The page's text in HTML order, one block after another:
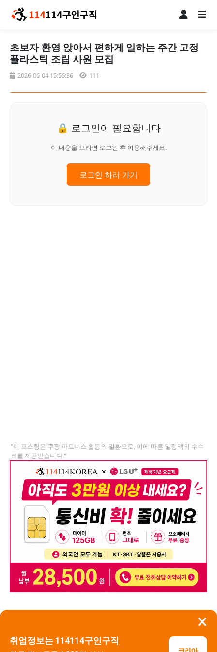
×
취업정보는 114114구인구직
초보자 환영 앉아서 편하게 일하는 주간 고정
플라스틱 조립 사원 모집
2026-06-04 15:56:36 111
🔒 로그인이 필요합니다
이 내용을 보려면 로그인 후 이용해주세요.
로그인 하러 가기
"이 포스팅은 쿠팡 파트너스 활동의 일환으로, 이에 따른 일정액의 수수
료를 제공받습니다."